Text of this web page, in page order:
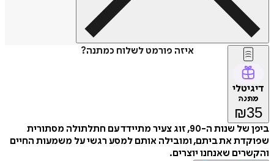
איזה פורמט לשלוח כמתנה?
דיגיטלי
מתנה
₪35
ביפן של שנות ה-90, זוג צעיר מתיידד עם חתלתולה מסתורית
שפוקדת את ביתם, ומובילה אותם למסע רגשי על משמעות החיים
והקשרים שאנחנו יוצרים.